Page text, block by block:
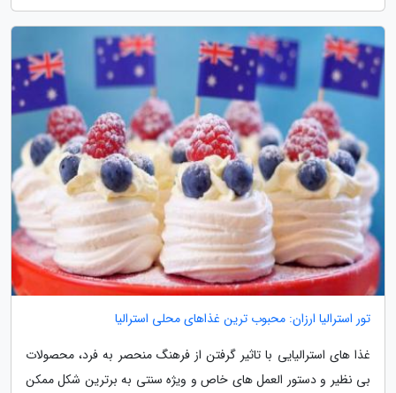
تور استرالیا ارزان: محبوب ترین غذاهای محلی استرالیا
غذا های استرالیایی با تاثیر گرفتن از فرهنگ منحصر به فرد، محصولات
بی نظیر و دستور العمل های خاص و ویژه سنتی به برترین شکل ممکن